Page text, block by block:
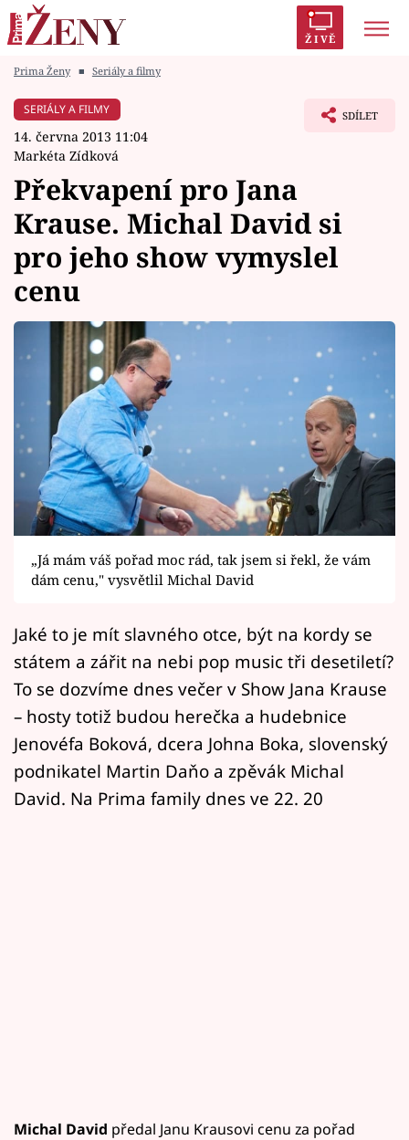
ŽIVĚ
Módní alarm
Témata
Celebrity
Vztahy
Seriály
Horoskopy
Sledujte prima+
Filmový festival Karlovy Vary
Mámy sobě
Přihlášení
Sledujte nás
Prima Ženy ■ Seriály a filmy
SERIÁLY A FILMY
14. června 2013 11:04
Markéta Zídková
SDÍLET
Překvapení pro Jana
Krause. Michal David si
pro jeho show vymyslel
cenu
„Já mám váš pořad moc rád, tak jsem si řekl, že vám
dám cenu," vysvětlil Michal David
Jaké to je mít slavného otce, být na kordy se
státem a zářit na nebi pop music tři desetiletí?
To se dozvíme dnes večer v Show Jana Krause
– hosty totiž budou herečka a hudebnice
Jenovéfa Boková, dcera Johna Boka, slovenský
podnikatel Martin Daňo a zpěvák Michal
David. Na Prima family dnes ve 22. 20
Michal David předal Janu Krausovi cenu za pořad